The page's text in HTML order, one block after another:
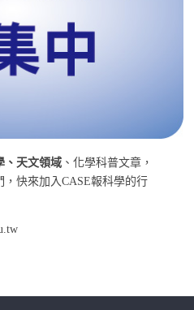
、天文領域 、化學科普文章，
，快來加入CASE報科學的行